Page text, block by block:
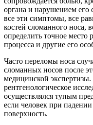
органа и нарушением его
все эти симптомы, все
костей сломанного носа,
определить точное место
процесса и другие его
Часто переломы носа
сломанных носов после
медицинской
рентгенологическое
осуществлялся тупым
если человек при
поверхность.